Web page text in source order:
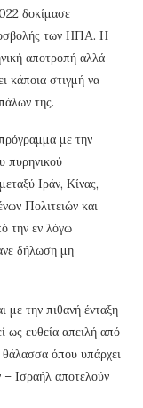
δοκίμασε
των ΗΠΑ. Η
αποτροπή αλλά
κάποια στιγμή να
της.
με την
πυρηνικού
Ιράν, Κίνας,
Πολιτειών και
την εν λόγω
δήλωση μη
με την πιθανή ένταξη
ευθεία απειλή από
θάλασσα όπου υπάρχει
– Ισραήλ αποτελούν